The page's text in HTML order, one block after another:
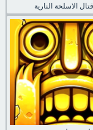
الاسلحة النارية